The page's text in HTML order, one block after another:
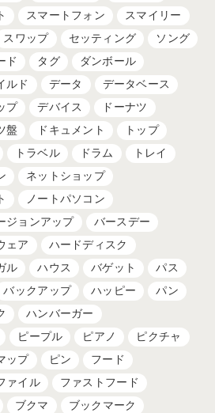
スマートフォン
スマイリー
スワップ セッティング
ソング
ド タグ
ダンボール
ルド データ
データベース
プ デバイス
ドーナツ
盤 ドキュメント
トップ
トラベル ドラム
トレイ
ネットショップ
ノートパソコン
ジョンアップ
バースデー
ェア
ハードディスク
ル ハウス バゲット
パス
バックアップ ハッピー
パン
ハンバーガー
ピープル ピアノ
ピクチャ
ップ ピン
フード
ァイル
ファストフード
ブクマ
ブックマーク